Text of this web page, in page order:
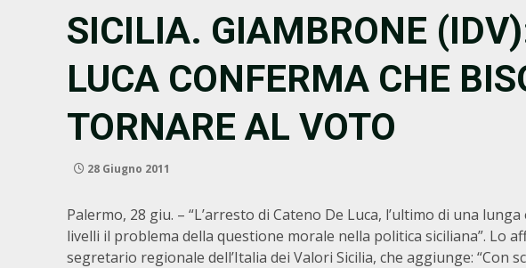
SICILIA. GIAMBRONE
LUCA CONFERMA CHE
TORNARE AL VOTO
28 Giugno 2011
Palermo, 28 giu. – “L’arresto di Cateno De Luca, l’ultimo di una
livelli il problema della questione morale nella politica siciliana”. Lo
segretario regionale dell’Italia dei Valori Sicilia, che aggiunge: “Con